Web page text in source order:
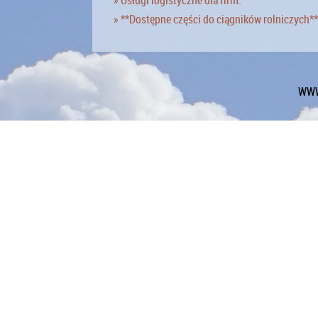
» **Dostępne części do ciągników rolniczych**